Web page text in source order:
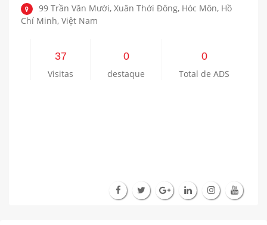
99 Trần Văn Mười, Xuân Thới Đông, Hóc Môn, Hồ
Chí Minh, Việt Nam
37
Visitas
0
destaque
0
Total de ADS